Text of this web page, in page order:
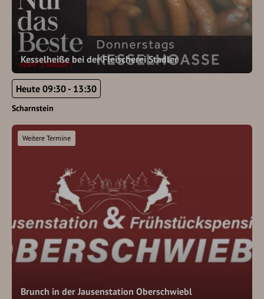
Kesselheiße bei der Fleischerei Stadler
Heute 09:30 - 13:30
Scharnstein
Brunch in der Jausenstation Oberschwiebl
Weitere Termine